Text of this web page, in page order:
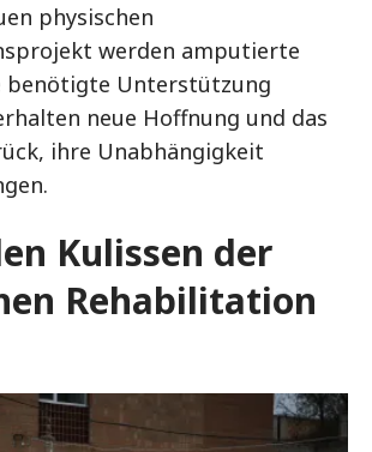
physischen
werden amputierte
benötigte Unterstützung
neue Hoffnung und das
ihre Unabhängigkeit
Kulissen der
Rehabilitation